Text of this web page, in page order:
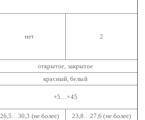
нет 2
открытое, закрытое
красный, белый
+5…+45
26,5…30,3 (не более)
23,8…27,6 (не более)